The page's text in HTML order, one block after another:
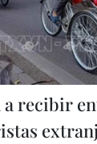
recibir